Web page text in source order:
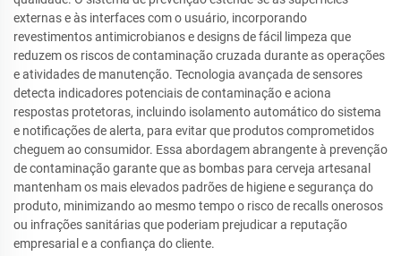
externas e às interfaces com o usuário, incorporando
revestimentos antimicrobianos e designs de fácil limpeza que
reduzem os riscos de contaminação cruzada durante as operações
e atividades de manutenção. Tecnologia avançada de sensores
detecta indicadores potenciais de contaminação e aciona
respostas protetoras, incluindo isolamento automático do sistema
e notificações de alerta, para evitar que produtos comprometidos
cheguem ao consumidor. Essa abordagem abrangente à prevenção
de contaminação garante que as bombas para cerveja artesanal
mantenham os mais elevados padrões de higiene e segurança do
produto, minimizando ao mesmo tempo o risco de recalls onerosos
ou infrações sanitárias que poderiam prejudicar a reputação
empresarial e a confiança do cliente.